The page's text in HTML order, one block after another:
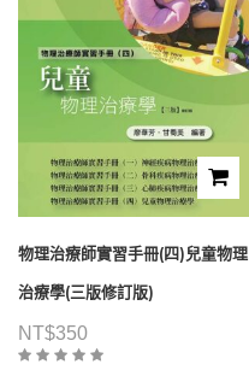
物理治療師實習手冊(四)兒童物理
治療學(三版修訂版)
NT$350